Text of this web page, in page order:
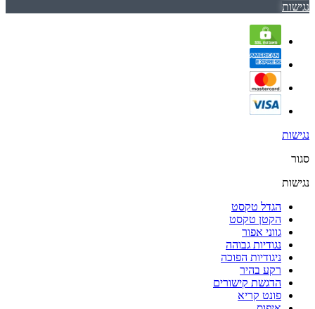
נגישות
נגישות
סגור
נגישות
הגדל טקסט
הקטן טקסט
גווני אפור
נגודיות גבוהה
ניגודיות הפוכה
רקע בהיר
הדגשת קישורים
פונט קריא